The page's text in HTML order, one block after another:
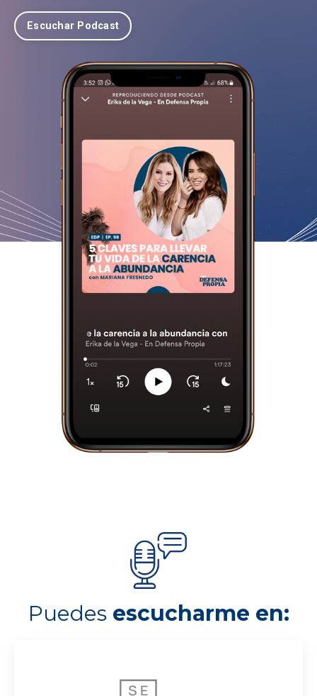
Escuchar Podcast
Puedes escucharme en: